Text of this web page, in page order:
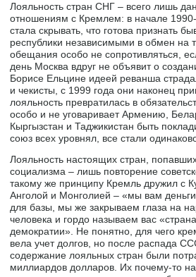
Лояльность стран СНГ – всего лишь
отношениям с Кремлем: в начале
стала скрывать, что готова признать
республики независимыми в обмен на
обещания особо не сопротивляться,
день Москва вдруг не объявит о
Борисе Ельцине идеей реванша
и чекисты, с 1999 года они наконец
лояльность превратилась в
особо и не уговаривает Армению,
Кыргызстан и Таджикистан быть
союз всех уровнял, все стали
Лояльность настоящих стран,
социализма – лишь повторение
такому же принципу Кремль дружил с
Анголой и Монголией – «мы вам
для базы, мы же закрываем глаза на
человека и гордо называем вас
демократии». Не понятно, для чего
вела учет долгов, но после распада
содержание лояльных стран были
миллиардов долларов. Их почему-то